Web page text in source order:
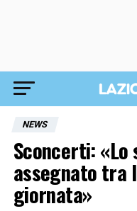
NEWS
Sconcerti:
assegnato tra
giornata»